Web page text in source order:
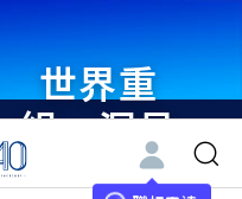
世界重
組・洞見
未來 與